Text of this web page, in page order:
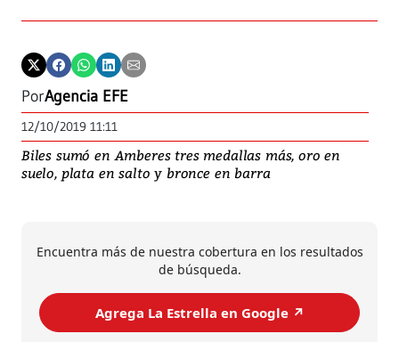
PorAgencia EFE
12/10/2019 11:11
Biles sumó en Amberes tres medallas más, oro en
suelo, plata en salto y bronce en barra
Encuentra más de nuestra cobertura en los resultados
de búsqueda.
Agrega La Estrella en Google ↗️